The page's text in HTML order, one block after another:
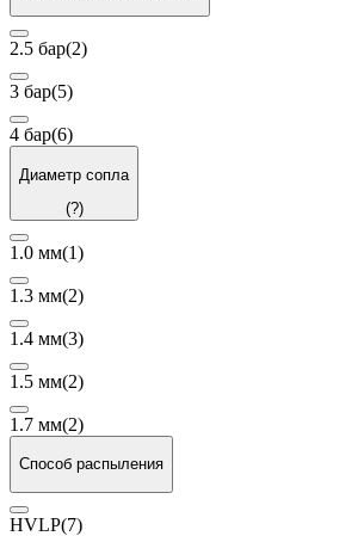
2.5 бар(2)
3 бар(5)
4 бар(6)
Диаметр сопла
(?)
1.0 мм(1)
1.3 мм(2)
1.4 мм(3)
1.5 мм(2)
1.7 мм(2)
Способ распыления
HVLP(7)